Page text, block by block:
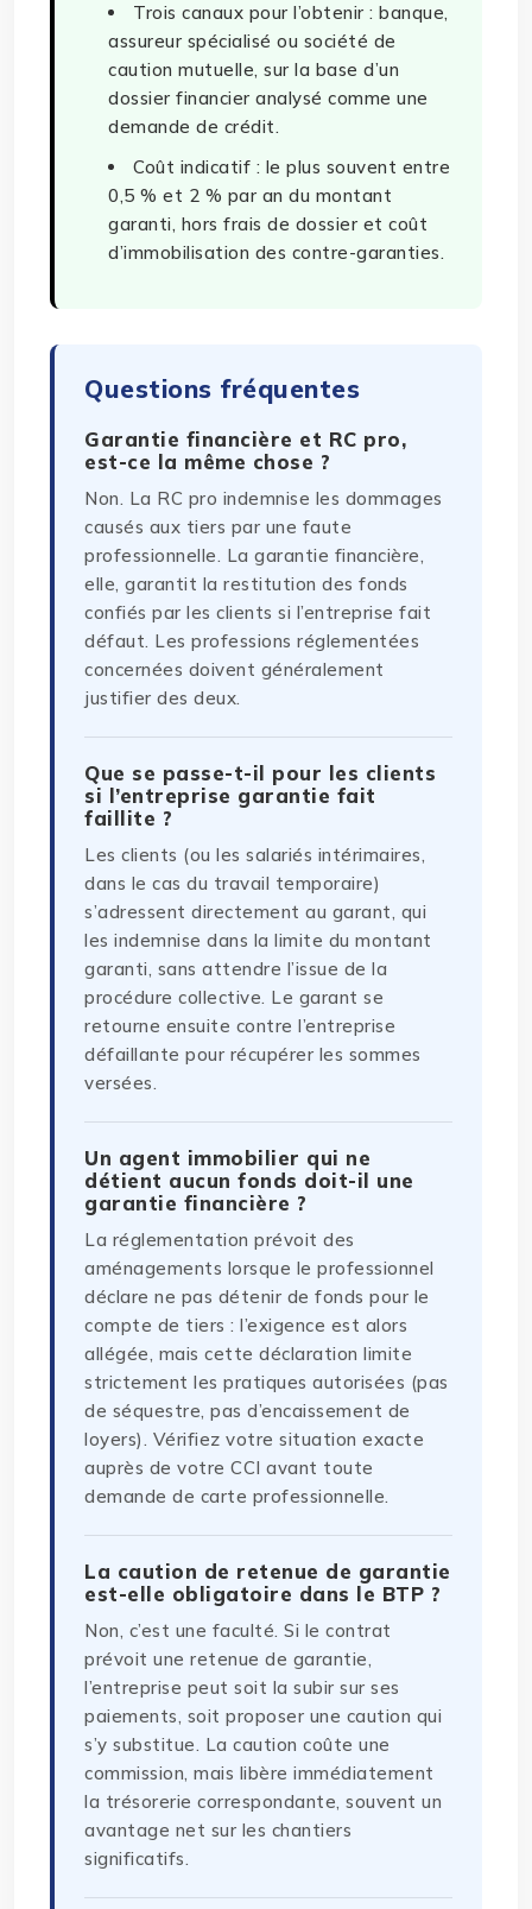
Trois canaux pour l’obtenir : banque,
assureur spécialisé ou société de
caution mutuelle, sur la base d’un
dossier financier analysé comme une
demande de crédit.
Coût indicatif : le plus souvent entre
0,5 % et 2 % par an du montant
garanti, hors frais de dossier et coût
d’immobilisation des contre-garanties.
Questions fréquentes
Garantie financière et RC pro,
est-ce la même chose ?
Non. La RC pro indemnise les dommages
causés aux tiers par une faute
professionnelle. La garantie financière,
elle, garantit la restitution des fonds
confiés par les clients si l’entreprise fait
défaut. Les professions réglementées
concernées doivent généralement
justifier des deux.
Que se passe-t-il pour les clients
si l’entreprise garantie fait
faillite ?
Les clients (ou les salariés intérimaires,
dans le cas du travail temporaire)
s’adressent directement au garant, qui
les indemnise dans la limite du montant
garanti, sans attendre l’issue de la
procédure collective. Le garant se
retourne ensuite contre l’entreprise
défaillante pour récupérer les sommes
versées.
Un agent immobilier qui ne
détient aucun fonds doit-il une
garantie financière ?
La réglementation prévoit des
aménagements lorsque le professionnel
déclare ne pas détenir de fonds pour le
compte de tiers : l’exigence est alors
allégée, mais cette déclaration limite
strictement les pratiques autorisées (pas
de séquestre, pas d’encaissement de
loyers). Vérifiez votre situation exacte
auprès de votre CCI avant toute
demande de carte professionnelle.
La caution de retenue de garantie
est-elle obligatoire dans le BTP ?
Non, c’est une faculté. Si le contrat
prévoit une retenue de garantie,
l’entreprise peut soit la subir sur ses
paiements, soit proposer une caution qui
s’y substitue. La caution coûte une
commission, mais libère immédiatement
la trésorerie correspondante, souvent un
avantage net sur les chantiers
significatifs.